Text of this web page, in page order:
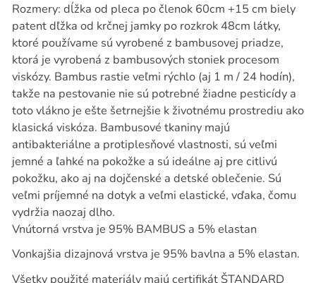
Rozmery: dĺžka od pleca po členok 60cm +15 cm biely
patent dľžka od krčnej jamky po rozkrok 48cm látky,
ktoré používame sú vyrobené z bambusovej priadze,
ktorá je vyrobená z bambusových stoniek procesom
viskózy. Bambus rastie veľmi rýchlo (aj 1 m / 24 hodín),
takže na pestovanie nie sú potrebné žiadne pesticídy a
toto vlákno je ešte šetrnejšie k životnému prostrediu ako
klasická viskóza. Bambusové tkaniny majú
antibakteriálne a protiplesňové vlastnosti, sú veľmi
jemné a ľahké na pokožke a sú ideálne aj pre citlivú
pokožku, ako aj na dojčenské a detské oblečenie. Sú
veľmi príjemné na dotyk a veľmi elastické, vďaka, čomu
vydržia naozaj dlho.
Vnútorná vrstva je 95% BAMBUS a 5% elastan
Vonkajšia dizajnová vrstva je 95% bavlna a 5% elastan.
Všetky použité materiály majú certifikát ŠTANDARD